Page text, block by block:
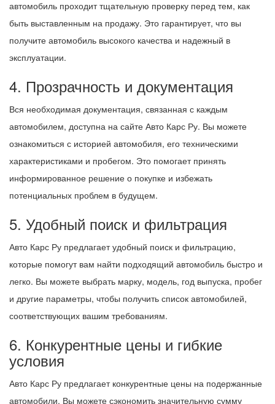
автомобиль проходит тщательную проверку перед тем, как
быть выставленным на продажу. Это гарантирует, что вы
получите автомобиль высокого качества и надежный в
эксплуатации.
4. Прозрачность и документация
Вся необходимая документация, связанная с каждым
автомобилем, доступна на сайте Авто Карс Ру. Вы можете
ознакомиться с историей автомобиля, его техническими
характеристиками и пробегом. Это помогает принять
информированное решение о покупке и избежать
потенциальных проблем в будущем.
5. Удобный поиск и фильтрация
Авто Карс Ру предлагает удобный поиск и фильтрацию,
которые помогут вам найти подходящий автомобиль быстро и
легко. Вы можете выбрать марку, модель, год выпуска, пробег
и другие параметры, чтобы получить список автомобилей,
соответствующих вашим требованиям.
6. Конкурентные цены и гибкие
условия
Авто Карс Ру предлагает конкурентные цены на подержанные
автомобили. Вы можете сэкономить значительную сумму